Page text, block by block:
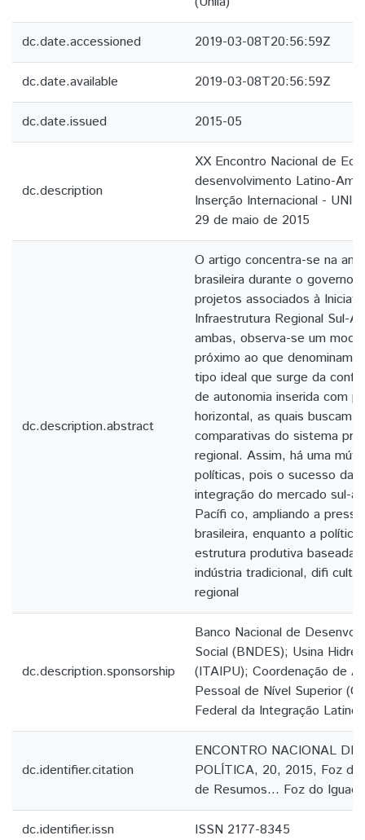
dc.date.accessioned 2019-03-08T20:56:59Z
dc.date.available 2019-03-08T20:56:59Z
dc.date.issued 2015-05
dc.description
XX Encontro Nacional de
desenvolvimento Latino-
Inserção Internacional -
29 de maio de 2015
dc.description.abstract
O artigo concentra-se na
brasileira durante o governo
projetos associados à
Infraestrutura Regional Sul-
ambas, observa-se um
próximo ao que
tipo ideal que surge da confl
de autonomia inserida com
horizontal, as quais buscam
comparativas do sistema
regional. Assim, há uma
políticas, pois o sucesso da
integração do mercado sul-
Pacífi co, ampliando a
brasileira, enquanto a
estrutura produtiva baseada
indústria tradicional, difi
regional
dc.description.sponsorship
Banco Nacional de
Social (BNDES); Usina
(ITAIPU); Coordenação de
Pessoal de Nível Superior
Federal da Integração
dc.identifier.citation
ENCONTRO NACIONAL DE
POLÍTICA, 20, 2015, Foz
de Resumos... Foz do
dc.identifier.issn ISSN 2177-8345